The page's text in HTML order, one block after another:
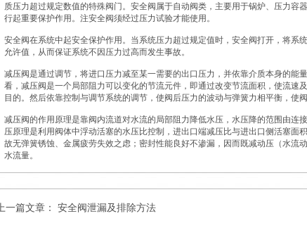
质压力超过规定数值的特殊阀门。安全阀属于自动阀类，主要用于锅炉、压力容
行起重要保护作用。注安全阀须经过压力试验才能使用。
安全阀在系统中起安全保护作用。当系统压力超过规定值时，安全阀打开，将系
允许值，从而保证系统不因压力过高而发生事故。
减压阀是通过调节，将进口压力减至某一需要的出口压力，并依靠介质本身的能
看，减压阀是一个局部阻力可以变化的节流元件，即通过改变节流面积，使流速
目的。然后依靠控制与调节系统的调节，使阀后压力的波动与弹簧力相平衡，使
减压阀的作用原理是靠阀内流道对水流的局部阻力降低水压，水压降的范围由连
压原理是利用阀体中浮动活塞的水压比控制，进出口端减压比与进出口侧活塞面
故无弹簧锈蚀、金属疲劳失效之虑；密封性能良好不渗漏，因而既减动压（水流
水流量。
上一篇文章： 安全阀泄漏及排除方法